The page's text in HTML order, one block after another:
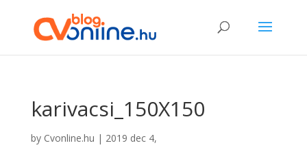
karivacsi_150X150
by Cvonline.hu | 2019 dec 4,